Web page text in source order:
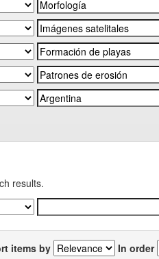
results.
items by In order